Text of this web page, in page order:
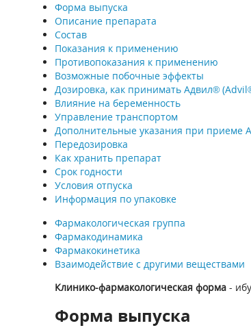
Форма выпуска
Описание препарата
Состав
Показания к применению
Противопоказания к применению
Возможные побочные эффекты
Дозировка, как принимать Адвил®
Влияние на беременность
Управление транспортом
Дополнительные указания при приеме
Передозировка
Как хранить препарат
Срок годности
Условия отпуска
Информация по упаковке
Фармакологическая группа
Фармакодинамика
Фармакокинетика
Взаимодействие с другими веществами
Клинико-фармакологическая форма-
Форма выпуска